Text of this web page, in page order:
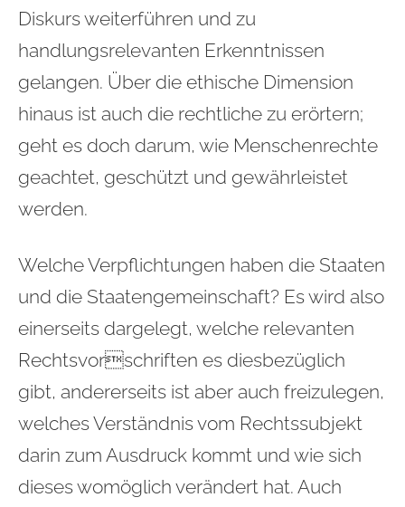
Diskurs weiterführen und zu
handlungsrelevanten Erkenntnissen
gelangen. Über die ethische Dimension
hinaus ist auch die rechtliche zu erörtern;
geht es doch darum, wie Menschenrechte
geachtet, geschützt und gewährleistet
werden.
Welche Verpflichtungen haben die Staaten
und die Staatengemeinschaft? Es wird also
einerseits dargelegt, welche relevanten
Rechtsvorschriften es diesbezüglich
gibt, andererseits ist aber auch freizulegen,
welches Verständnis vom Rechtssubjekt
darin zum Ausdruck kommt und wie sich
dieses womöglich verändert hat. Auch